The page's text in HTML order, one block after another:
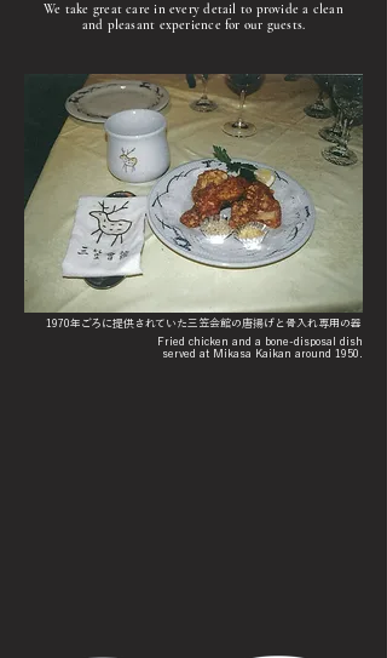
We take great care in every detail to provide a clean
and pleasant experience for our guests.
1970年ごろに提供されていた三笠会館の唐揚げと骨入れ専用の器
Fried chicken and a bone-disposal dish
served at Mikasa Kaikan around 1950.